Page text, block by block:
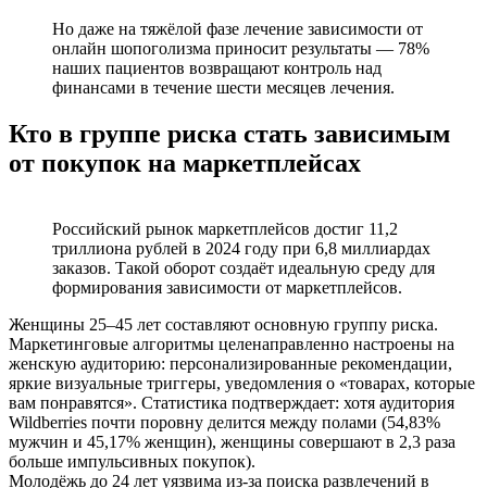
Но даже на тяжёлой фазе лечение зависимости от
онлайн шопоголизма приносит результаты — 78%
наших пациентов возвращают контроль над
финансами в течение шести месяцев лечения.
Кто в группе риска стать зависимым
от покупок на маркетплейсах
Российский рынок маркетплейсов достиг 11,2
триллиона рублей в 2024 году при 6,8 миллиардах
заказов. Такой оборот создаёт идеальную среду для
формирования зависимости от маркетплейсов.
Женщины 25–45 лет составляют основную группу риска.
Маркетинговые алгоритмы целенаправленно настроены на
женскую аудиторию: персонализированные рекомендации,
яркие визуальные триггеры, уведомления о «товарах, которые
вам понравятся». Статистика подтверждает: хотя аудитория
Wildberries почти поровну делится между полами (54,83%
мужчин и 45,17% женщин), женщины совершают в 2,3 раза
больше импульсивных покупок).
Молодёжь до 24 лет уязвима из-за поиска развлечений в